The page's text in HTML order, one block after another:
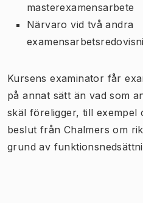
masterexamensarbete
Närvaro vid två andra
Kursens examinator får
på annat sätt än vad som
skäl föreligger, till exempel
beslut från Chalmers om
grund av